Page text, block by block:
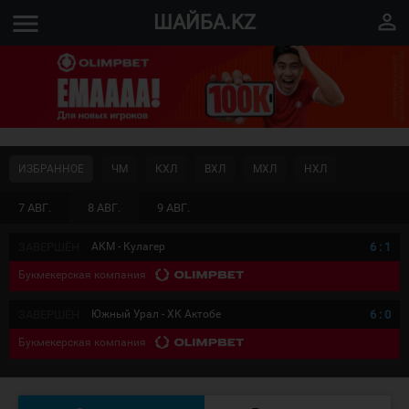
menu ШАЙБА.KZ perm_identity
7 АВГ. 8 АВГ. 9 АВГ.
ИЗБРАННОЕ ЧМ КХЛ ВХЛ МХЛ НХЛ
АКМ - Кулагер 6 : 1
Букмекерская компания
Южный Урал - ХК Актобе 6 : 0
Букмекерская компания